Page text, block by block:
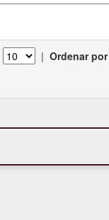
| Ordenar por